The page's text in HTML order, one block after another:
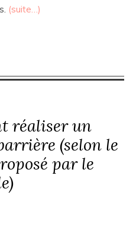
(suite…)
réaliser un
(selon le
par le